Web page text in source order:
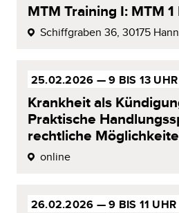
MTM Training I: MTM 1
Schiffgraben 36, 30175
25.02.2026 —9 BIS 13 UHR
Krankheit als
Praktische
rechtliche
online
26.02.2026 —9 BIS 11 UHR